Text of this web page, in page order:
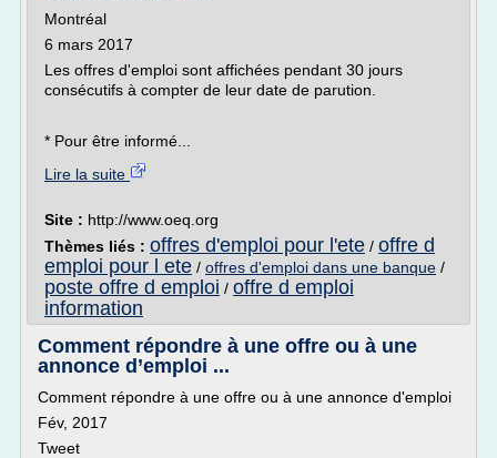
Montréal
6 mars 2017
Les offres d'emploi sont affichées pendant 30 jours
consécutifs à compter de leur date de parution.
* Pour être informé...
Lire la suite
Site : http://www.oeq.org
Thèmes liés : offres d'emploi pour l'ete / offre d
emploi pour l ete / offres d'emploi dans une banque /
poste offre d emploi / offre d emploi
information
Comment répondre à une offre ou à une
annonce d’emploi ...
Comment répondre à une offre ou à une annonce d'emploi
Fév, 2017
Tweet